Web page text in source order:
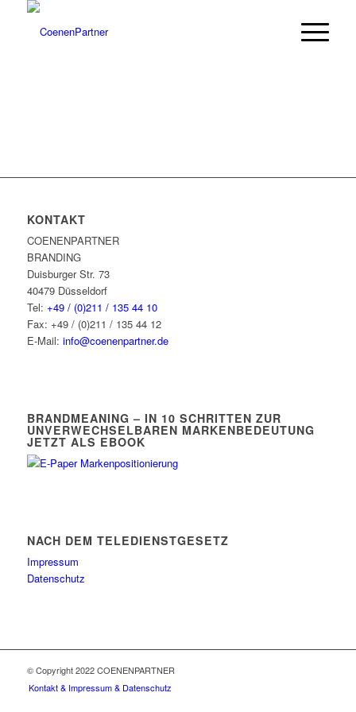
KONTAKT
COENENPARTNER
BRANDING
Duisburger Str. 73
40479 Düsseldorf
Tel: +49 / (0)211 / 135 44 10
Fax: +49 / (0)211 / 135 44 12
E-Mail: info@coenenpartner.de
BRANDMEANING – IN 10 SCHRITTEN ZUR
UNVERWECHSELBAREN MARKENBEDEUTUNG
JETZT ALS EBOOK
NACH DEM TELEDIENSTGESETZ
Impressum
Datenschutz
© Copyright 2022 COENENPARTNER
Kontakt & Impressum & Datenschutz